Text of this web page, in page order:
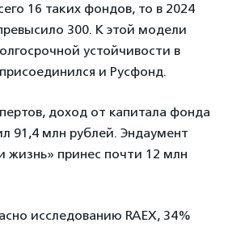
16 таких фондов, то в 2024
300. К этой модели
устойчивости в
и Русфонд.
доход от капитала фонда
91,4 млн рублей. Эндаумент
жизнь» принес почти 12 млн
исследованию RAEX, 34%